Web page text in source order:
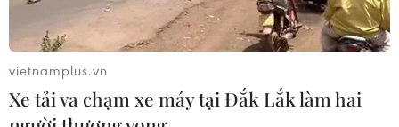
"Điểm neo" cho điện ảnh trước "cuộc
xâm lăng" của trí tuệ nhân tạo
01/07/2026 02:09
vietnamplus.vn
Xe tải va chạm xe máy tại Đắk Lắk làm hai